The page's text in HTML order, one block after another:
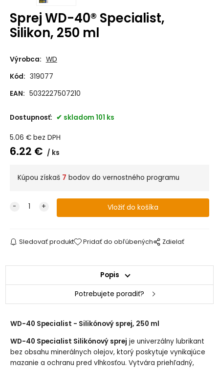
Sprej WD-40® Specialist,
Silikon, 250 ml
Výrobca: WD
Kód: 319077
EAN: 5032227507210
Dostupnosť: skladom 101 ks
5.06 € bez DPH
6.22 € ks
Kúpou získaš 7 bodov do vernostného programu
Sledovať produkt Pridať do obľúbených Zdielať
Popis
Potrebujete poradiť?
WD-40 Specialist - Silikónový sprej, 250 ml
WD-40 Specialist Silikónový sprej je univerzálny lubrikant
bez obsahu minerálnych olejov, ktorý poskytuje vynikajúce
mazanie a ochranu pred vlhkosťou. Vytvára priehľadný,